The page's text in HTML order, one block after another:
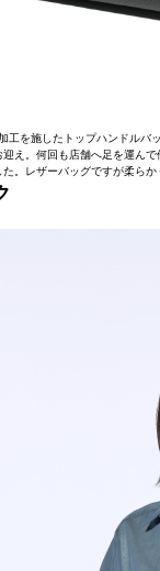
工を施したトップハンドルバ
迎え。何回も店舗へ足を運ん
た。レザーバッグですが柔ら